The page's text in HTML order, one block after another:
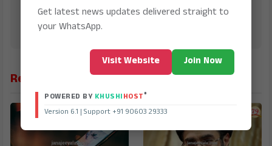
Updates including Politics, Business, Crime,
Education, Sports, Science, Current Affairs. Latest
Breaking News From India & Around the World.
Related News
Get latest news updates delivered straight to
your WhatsApp.
Visit Website Join Now
POWERED BY KHUSHIHOST®
Version 6.1 | Support +91 90603 29333